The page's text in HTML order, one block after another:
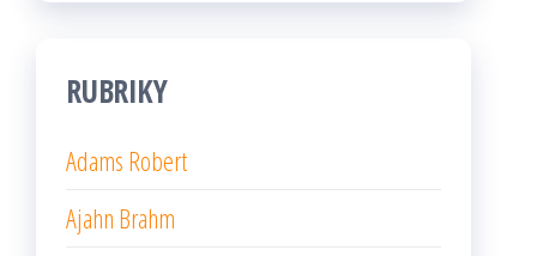
RUBRIKY
Adams Robert
Ajahn Brahm